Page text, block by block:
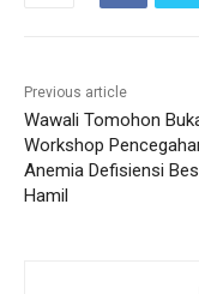
Previous article
Wawali Tomohon
Workshop
Anemia Defisiensi
Hamil